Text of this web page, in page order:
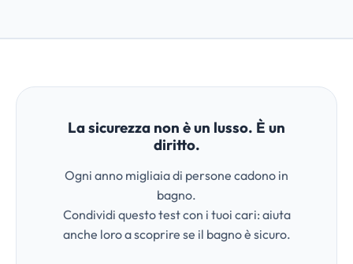
La sicurezza non è un lusso. È un
diritto.
Ogni anno migliaia di persone cadono in
bagno.
Condividi questo test con i tuoi cari: aiuta
anche loro a scoprire se il bagno è sicuro.